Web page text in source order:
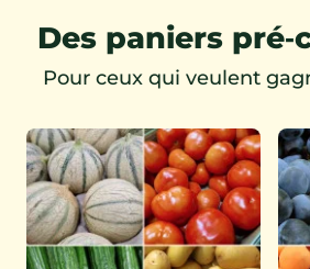
Des paniers
Pour ceux qui veulent